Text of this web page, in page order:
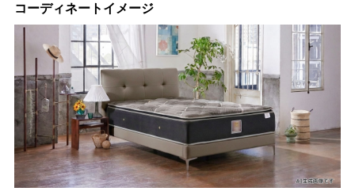
コーディネートイメージ